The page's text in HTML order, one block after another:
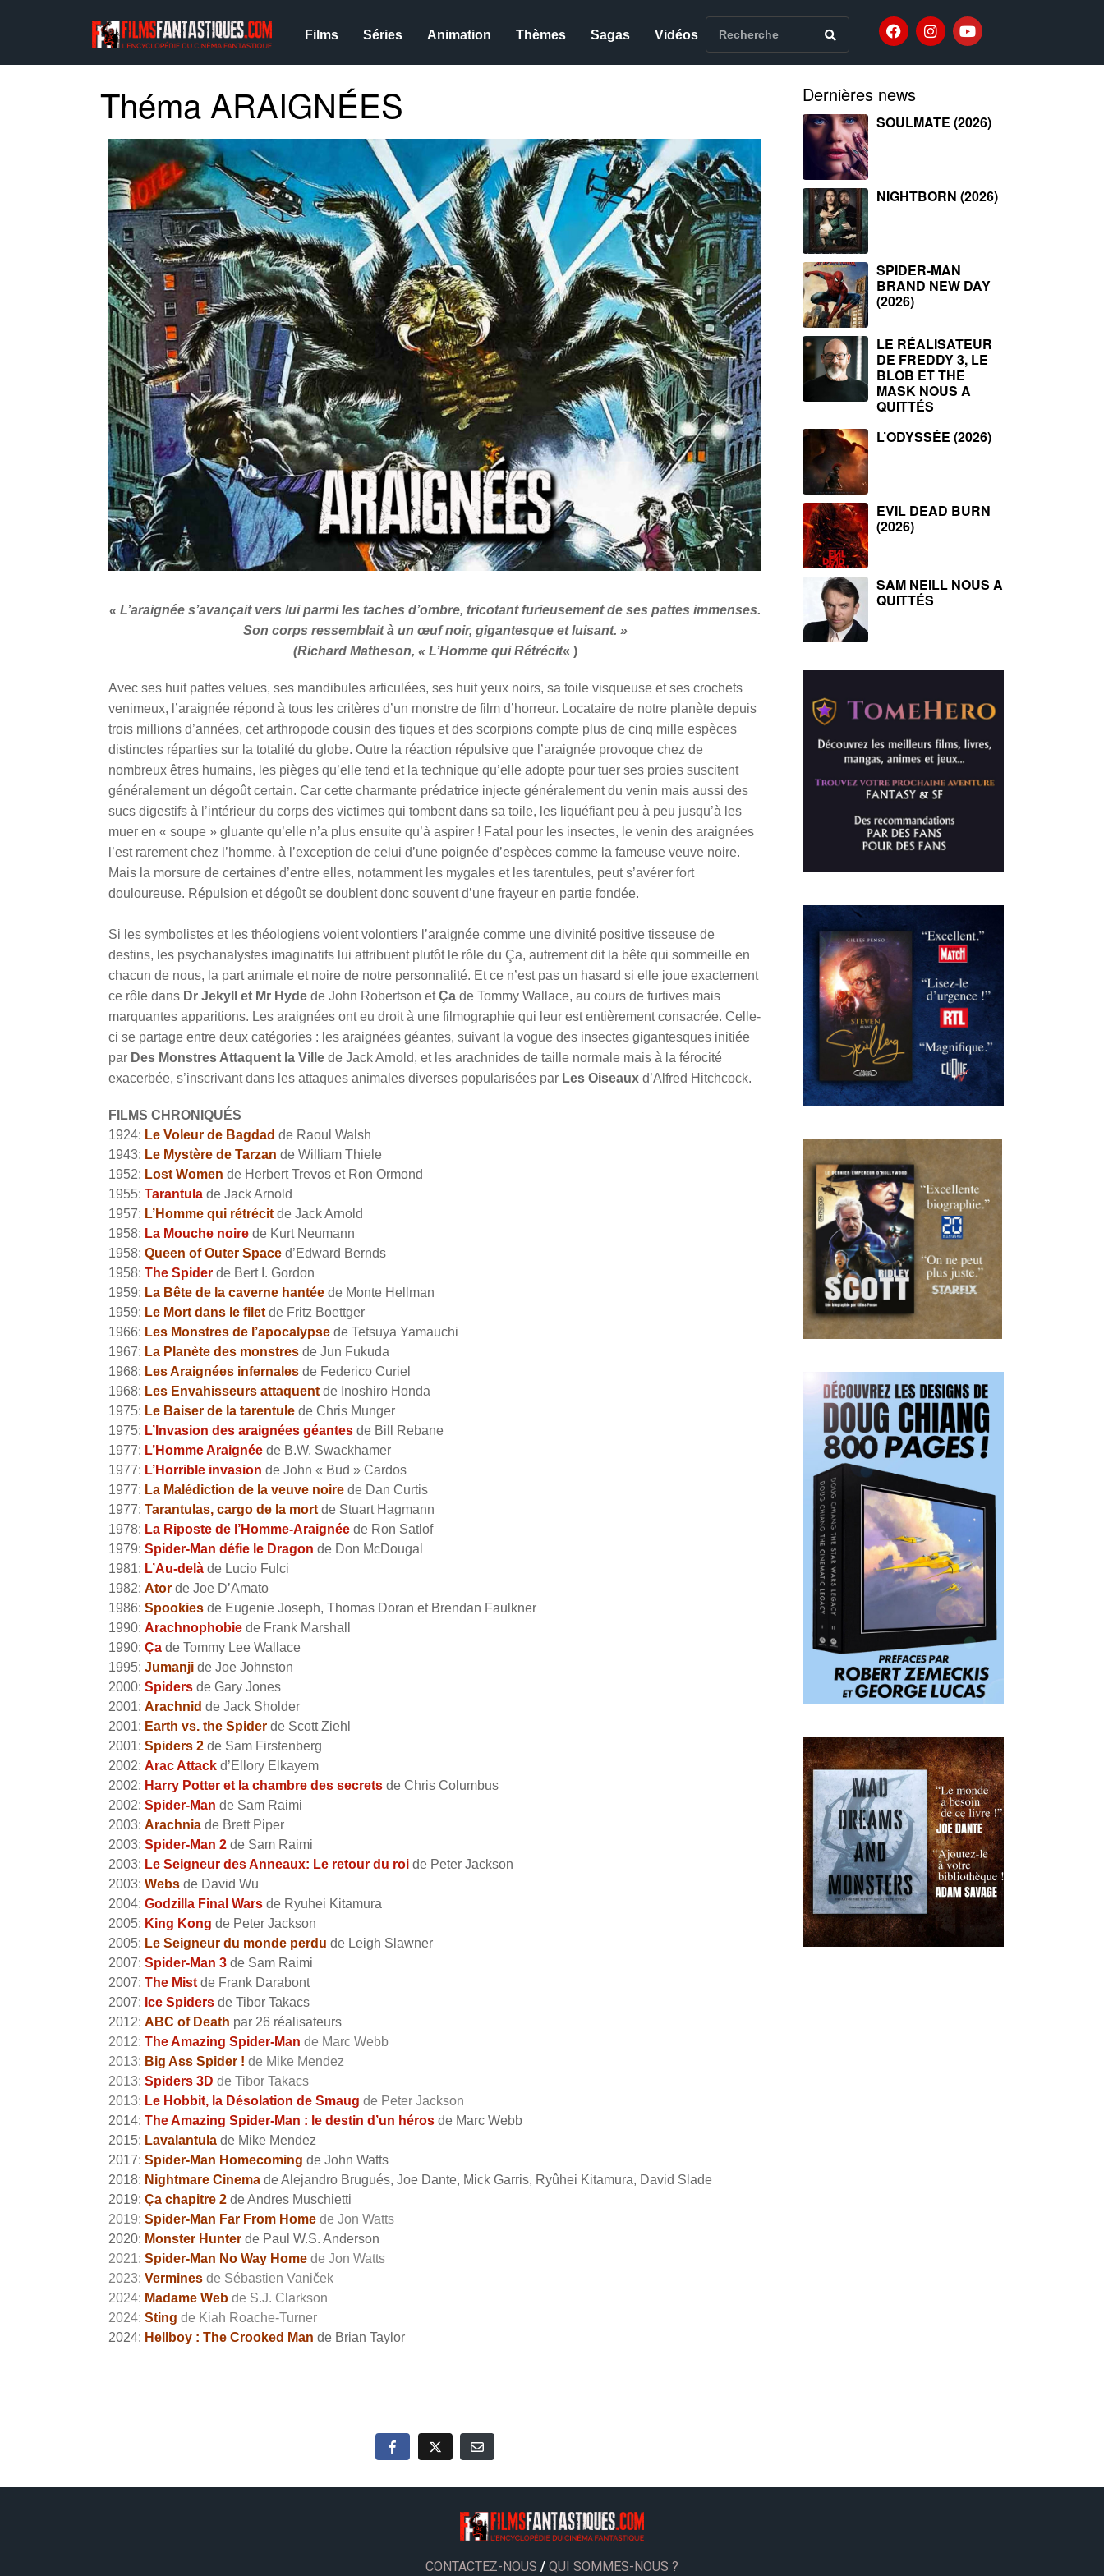
Films Séries Animation Thèmes Sagas Vidéos
Théma ARAIGNÉES
« L’araignée s’avançait vers lui parmi les taches d’ombre, tricotant furieusement de ses pattes immenses.
Son corps ressemblait à un œuf noir, gigantesque et luisant. »
(Richard Matheson, « L’Homme qui Rétrécit« )
Avec ses huit pattes velues, ses mandibules articulées, ses huit yeux noirs, sa toile visqueuse et ses crochets
venimeux, l’araignée répond à tous les critères d’un monstre de film d’horreur. Locataire de notre planète depuis
trois millions d’années, cet arthropode cousin des tiques et des scorpions compte plus de cinq mille espèces
distinctes réparties sur la totalité du globe. Outre la réaction répulsive que l’araignée provoque chez de
nombreux êtres humains, les pièges qu’elle tend et la technique qu’elle adopte pour tuer ses proies suscitent
généralement un dégoût certain. Car cette charmante prédatrice injecte généralement du venin mais aussi des
sucs digestifs à l’intérieur du corps des victimes qui tombent dans sa toile, les liquéfiant peu à peu jusqu’à les
muer en « soupe » gluante qu’elle n’a plus ensuite qu’à aspirer ! Fatal pour les insectes, le venin des araignées
l’est rarement chez l’homme, à l’exception de celui d’une poignée d’espèces comme la fameuse veuve noire.
Mais la morsure de certaines d’entre elles, notamment les mygales et les tarentules, peut s’avérer fort
douloureuse. Répulsion et dégoût se doublent donc souvent d’une frayeur en partie fondée.
Si les symbolistes et les théologiens voient volontiers l’araignée comme une divinité positive tisseuse de
destins, les psychanalystes imaginatifs lui attribuent plutôt le rôle du Ça, autrement dit la bête qui sommeille en
chacun de nous, la part animale et noire de notre personnalité. Et ce n’est pas un hasard si elle joue exactement
ce rôle dans Dr Jekyll et Mr Hyde de John Robertson etÇa de Tommy Wallace, au cours de furtives mais
marquantes apparitions. Les araignées ont eu droit à une filmographie qui leur est entièrement consacrée. Celle-
ci se partage entre deux catégories : les araignées géantes, suivant la vogue des insectes gigantesques initiée
par Des Monstres Attaquent la Ville de Jack Arnold, et les arachnides de taille normale mais à la férocité
exacerbée, s’inscrivant dans les attaques animales diverses popularisées par Les Oiseaux d’Alfred Hitchcock.
FILMS CHRONIQUÉS
1924: Le Voleur de Bagdad de Raoul Walsh
1943: Le Mystère de Tarzan de William Thiele
1952: Lost Women de Herbert Trevos et Ron Ormond
1955: Tarantula de Jack Arnold
1957: L’Homme qui rétrécit de Jack Arnold
1958: La Mouche noire de Kurt Neumann
1958: Queen of Outer Space d’Edward Bernds
1958: The Spider de Bert I. Gordon
1959: La Bête de la caverne hantée de Monte Hellman
1959: Le Mort dans le filet de Fritz Boettger
1966: Les Monstres de l’apocalypse de Tetsuya Yamauchi
1967: La Planète des monstres de Jun Fukuda
1968: Les Araignées infernales de Federico Curiel
1968: Les Envahisseurs attaquent de Inoshiro Honda
1975: Le Baiser de la tarentule de Chris Munger
1975: L’Invasion des araignées géantes de Bill Rebane
1977: L’Homme Araignée de B.W. Swackhamer
1977: L’Horrible invasion de John « Bud » Cardos
1977: La Malédiction de la veuve noire de Dan Curtis
1977: Tarantulas, cargo de la mort de Stuart Hagmann
1978: La Riposte de l’Homme-Araignée de Ron Satlof
1979: Spider-Man défie le Dragon de Don McDougal
1981: L’Au-delà de Lucio Fulci
1982: Ator de Joe D’Amato
1986: Spookies de Eugenie Joseph, Thomas Doran et Brendan Faulkner
1990: Arachnophobie de Frank Marshall
1990: Ça de Tommy Lee Wallace
1995: Jumanji de Joe Johnston
2000: Spiders de Gary Jones
2001: Arachnid de Jack Sholder
2001: Earth vs. the Spider de Scott Ziehl
2001: Spiders 2 de Sam Firstenberg
2002: Arac Attack d’Ellory Elkayem
2002: Harry Potter et la chambre des secrets de Chris Columbus
2002: Spider-Man de Sam Raimi
2003: Arachnia de Brett Piper
2003: Spider-Man 2 de Sam Raimi
2003: Le Seigneur des Anneaux: Le retour du roi de Peter Jackson
2003: Webs de David Wu
2004: Godzilla Final Wars de Ryuhei Kitamura
2005: King Kong de Peter Jackson
2005: Le Seigneur du monde perdu de Leigh Slawner
2007: Spider-Man 3 de Sam Raimi
2007: The Mist de Frank Darabont
2007: Ice Spiders de Tibor Takacs
2012: ABC of Death par 26 réalisateurs
2012: The Amazing Spider-Man de Marc Webb
2013: Big Ass Spider ! de Mike Mendez
2013: Spiders 3D de Tibor Takacs
2013: Le Hobbit, la Désolation de Smaug de Peter Jackson
2014: The Amazing Spider-Man : le destin d’un héros de Marc Webb
2015: Lavalantula de Mike Mendez
2017: Spider-Man Homecoming de John Watts
2018: Nightmare Cinema de Alejandro Brugués, Joe Dante, Mick Garris, Ryûhei Kitamura, David Slade
2019: Ça chapitre 2 de Andres Muschietti
2019: Spider-Man Far From Home de Jon Watts
2020: Monster Hunter de Paul W.S. Anderson
2021: Spider-Man No Way Home de Jon Watts
2023: Vermines de Sébastien Vaniček
2024: Madame Web de S.J. Clarkson
2024: Sting de Kiah Roache-Turner
2024: Hellboy : The Crooked Man de Brian Taylor
Dernières news
SOULMATE (2026)
NIGHTBORN (2026)
SPIDER-MAN
BRAND NEW DAY
(2026)
LE RÉALISATEUR
DE FREDDY 3, LE
BLOB ET THE
MASK NOUS A
QUITTÉS
L’ODYSSÉE (2026)
EVIL DEAD BURN
(2026)
SAM NEILL NOUS A
QUITTÉS
CONTACTEZ-NOUS / QUI SOMMES-NOUS ?